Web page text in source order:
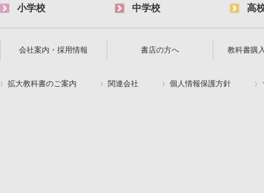
小学校 中学校 高
会社案内・採用情報 書店の方へ 教科書購
拡大教科書のご案内 関連会社 個人情報保護方針